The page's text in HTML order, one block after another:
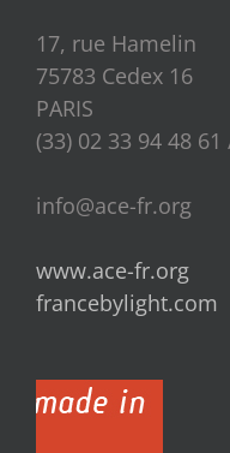
17, rue Hamelin
75783 Cedex 16
PARIS
(33) 02 33 94 48
info@ace-fr.org
www.ace-fr.org
francebylight.com